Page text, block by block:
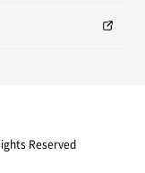
Reserved